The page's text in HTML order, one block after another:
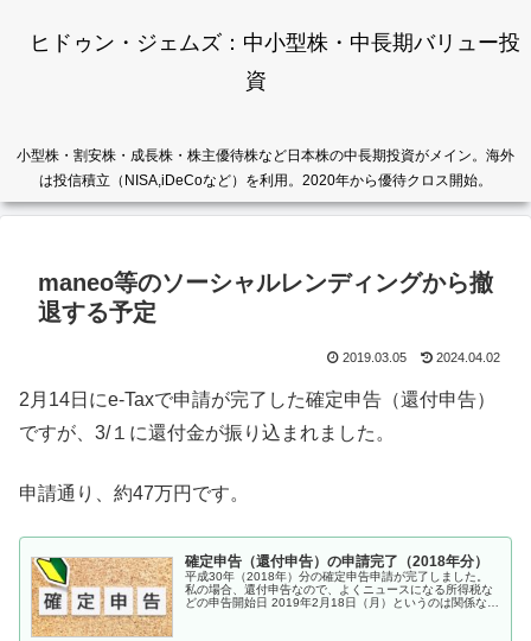
ヒドゥン・ジェムズ：中小型株・中長期バリュー投
資
小型株・割安株・成長株・株主優待株など日本株の中長期投資がメイン。海外
は投信積立（NISA,iDeCoなど）を利用。2020年から優待クロス開始。
maneo等のソーシャルレンディングから撤
退する予定
2019.03.05 2024.04.02
2月14日にe-Taxで申請が完了した確定申告（還付申告）
ですが、3/１に還付金が振り込まれました。
申請通り、約47万円です。
確定申告（還付申告）の申請完了（2018年分）
平成30年（2018年）分の確定申告申請が完了しました。
私の場合、還付申告なので、よくニュースになる所得税な
どの申告開始日 2019年2月18日（月）というのは関係な